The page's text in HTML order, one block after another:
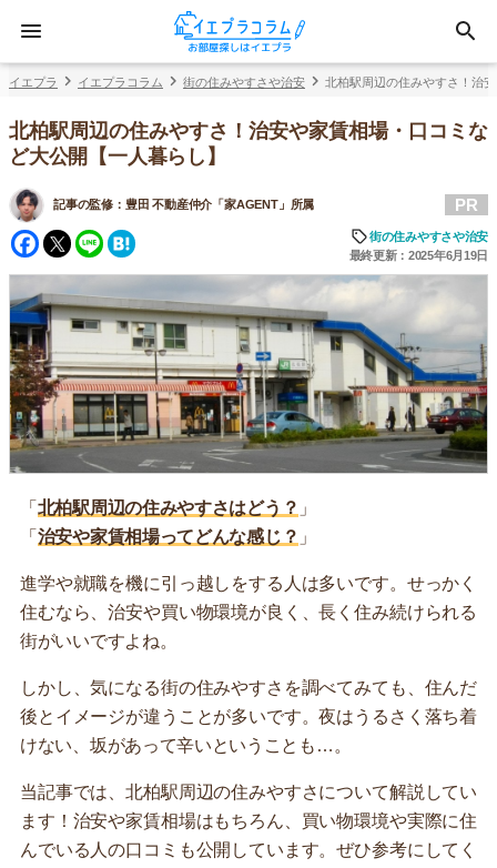
イエプラ イエプラコラム 街の住みやすさや治安 北柏駅周辺の住みやすさ！治
北柏駅周辺の住みやすさ！治安や家賃相場・口コミな
ど大公開【一人暮らし】
記事の監修： 豊田 不動産仲介「家AGENT」所属
Facebook
Twitter
Line
PR
街の住みやすさや治安
最終更新：2025年6月19日
「 北柏駅周辺の住みやすさはどう？ 」
「 治安や家賃相場ってどんな感じ？ 」
進学や就職を機に引っ越しをする人は多いです。せっかく
住むなら、治安や買い物環境が良く、長く住み続けられる
街がいいですよね。
しかし、気になる街の住みやすさを調べてみても、住んだ
後とイメージが違うことが多いです。夜はうるさく落ち着
けない、坂があって辛いということも…。
当記事では、北柏駅周辺の住みやすさについて解説してい
ます！治安や家賃相場はもちろん、買い物環境や実際に住
んでいる人の口コミも公開しています。ぜひ参考にしてく